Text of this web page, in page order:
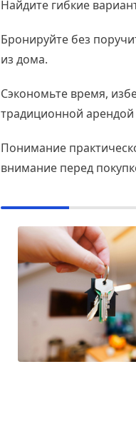
Найдите гибкие
Бронируйте без
из дома.
Сэкономьте время,
традиционной
Понимание
внимание перед